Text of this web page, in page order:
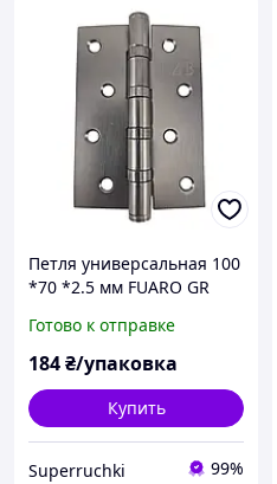
Петля универсальная 100
*70 *2.5 мм FUARO GR
Готово к отправке
184₴/упаковка
Купить
Superruchki 99%